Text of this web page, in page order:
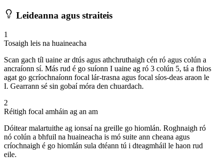
Leideanna agus straiteis
1
Tosaigh leis na huaineacha
Scan gach tíl uaine ar dtús agus athchruthaigh cén ró agus colún a
ancraíonn sí. Más rud é go suíonn I uaine ag ró 3 colún 5, tá a fhios
agat go gcríochnaíonn focal lár-trasna agus focal síos-deas araon le
I. Gearrann sé sin gobaí móra den chuardach.
2
Réitigh focal amháin ag an am
Dóitear malartuithe ag ionsaí na greille go hiomlán. Roghnaigh ró
nó colún a bhfuil na huaineacha is mó suite ann cheana agus
críochnaigh é go hiomlán sula dtéann tú i dteagmháil le haon rud
eile.